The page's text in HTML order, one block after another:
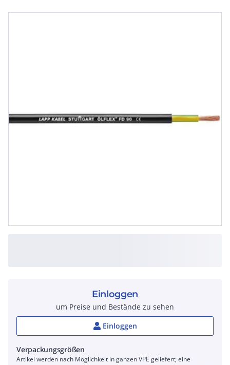
Einloggen
um Preise und Bestände zu sehen
Einloggen
Verpackungsgrößen
Artikel werden nach Möglichkeit in ganzen VPE geliefert; eine